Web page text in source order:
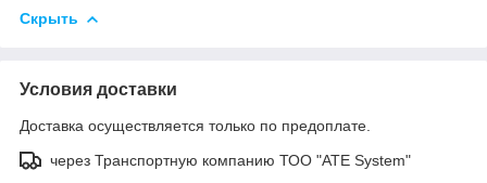
Скрыть
Условия доставки
Доставка осуществляется только по предоплате.
через Транспортную компанию ТОО "ATE System"